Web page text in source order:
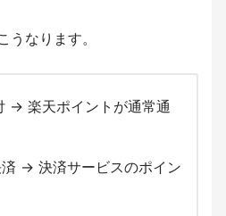
うなります。
→ 楽天ポイントが通常通
→ 決済サービスのポイン